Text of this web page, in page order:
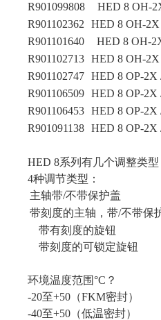
R901099808
HED 8 OH-
R901102362
HED 8 OH-2X
R901101640
HED 8 OH-
R901102713 HED 8 OH-2X
R901102747 HED 8 OP-2X
R901106509 HED 8 OP-2X
R901106453 HED 8 OP-2X
R901091138 HED 8 OP-2X
HED 8系列有几个调整类型
4种调节类型：
主轴带/不带保护盖
带刻度的主轴，带/不带保
带有刻度的旋钮
带刻度的可锁定旋钮
环境温度范围°C？
-20至+50（FKM密封）
-40至+50（低温密封）